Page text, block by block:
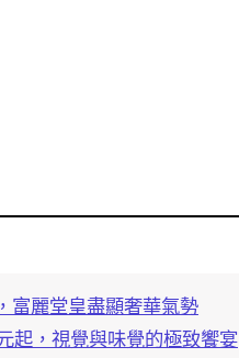
富麗堂皇盡顯奢華氣勢
起，視覺與味覺的極致饗宴